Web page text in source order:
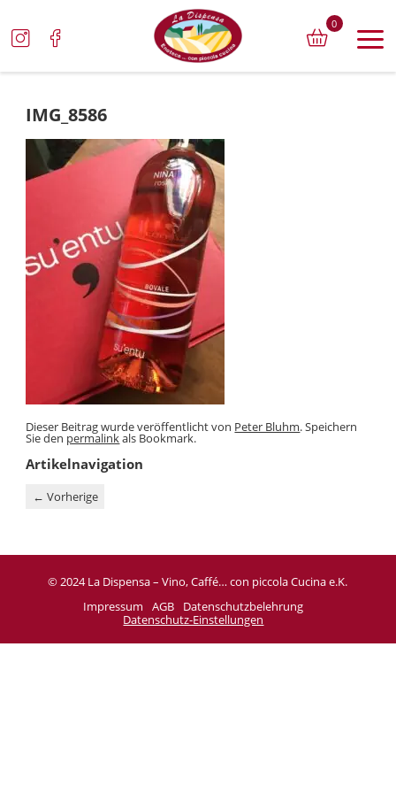
0
IMG_8586
Dieser Beitrag wurde veröffentlicht von Peter Bluhm. Speichern
Sie den permalinkals Bookmark.
Artikelnavigation
← Vorherige
© 2024 La Dispensa – Vino, Caffé… con piccola Cucina e.K.
Impressum
AGB
Datenschutzbelehrung
Datenschutz-Einstellungen